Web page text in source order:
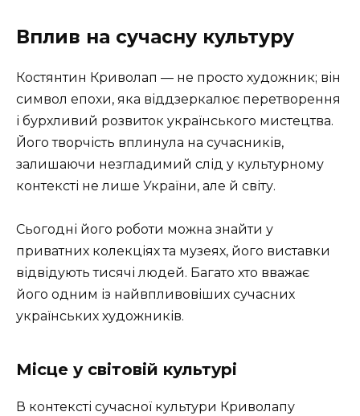
Вплив на сучасну культуру
Костянтин Криволап — не просто художник; він
символ епохи, яка віддзеркалює перетворення
і бурхливий розвиток українського мистецтва.
Його творчість вплинула на сучасників,
залишаючи незгладимий слід у культурному
контексті не лише України, але й світу.
Сьогодні його роботи можна знайти у
приватних колекціях та музеях, його виставки
відвідують тисячі людей. Багато хто вважає
його одним із найвпливовіших сучасних
українських художників.
Місце у світовій культурі
В контексті сучасної культури Криволапу